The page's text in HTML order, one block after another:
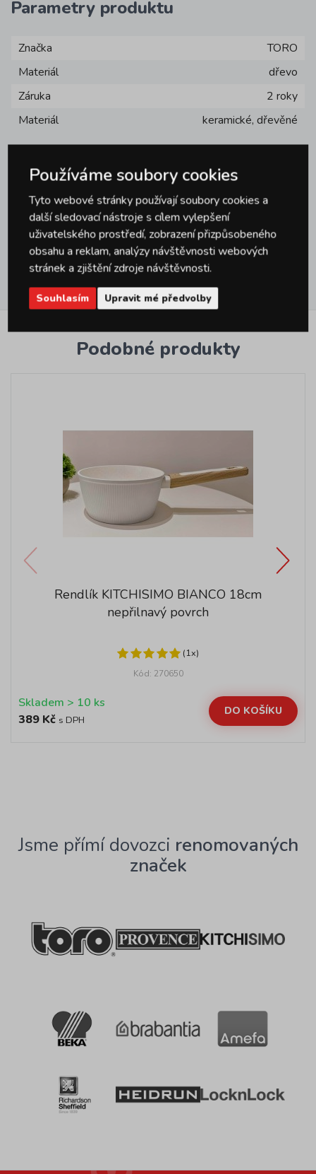
Parametry produktu
Značka
TORO
Materiál
dřevo
Záruka
2 roky
Materiál
keramické, dřevěné
Dotazy 0
Hodnocení 1
Podobné produkty
Rendlík KITCHISIMO BIANCO 18cm
nepřilnavý povrch
(1x)
Kód: 270650
Skladem > 10 ks
389 Kč s DPH
DO KOŠÍKU
Jsme přímí dovozci renomovaných
značek
Používáme soubory cookies
Tyto webové stránky používají soubory cookies a
další sledovací nástroje s cílem vylepšení
uživatelského prostředí, zobrazení přizpůsobeného
obsahu a reklam, analýzy návštěvnosti webových
stránek a zjištění zdroje návštěvnosti.
Souhlasím Upravit mé předvolby